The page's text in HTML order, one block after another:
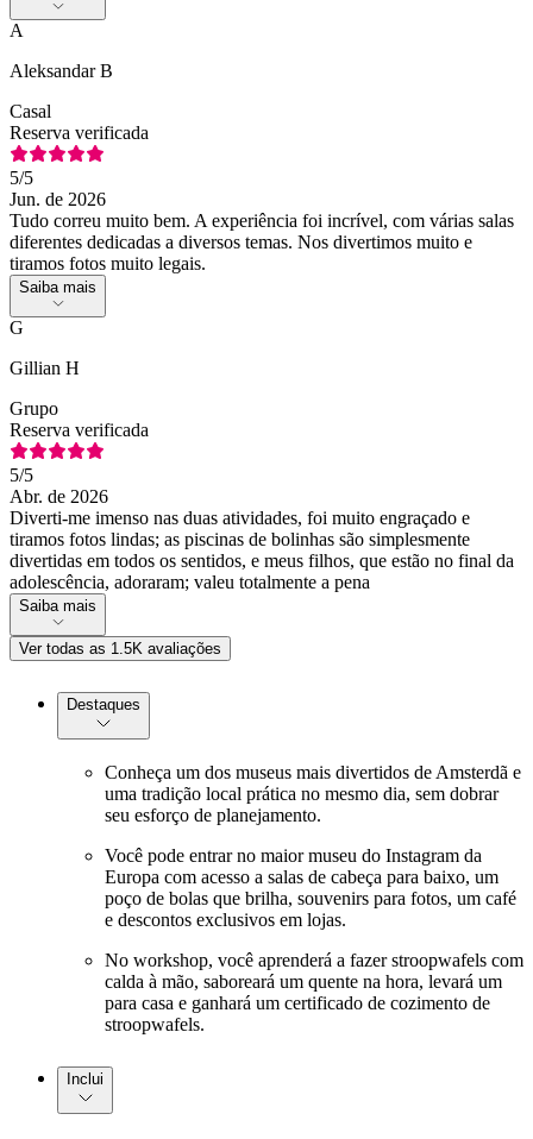
A
Aleksandar B
Casal
Reserva verificada
5/5
Jun. de 2026
Tudo correu muito bem. A experiência foi incrível, com várias salas
diferentes dedicadas a diversos temas. Nos divertimos muito e
tiramos fotos muito legais.
Saiba mais
G
Gillian H
Grupo
Reserva verificada
5/5
Abr. de 2026
Diverti-me imenso nas duas atividades, foi muito engraçado e
tiramos fotos lindas; as piscinas de bolinhas são simplesmente
divertidas em todos os sentidos, e meus filhos, que estão no final da
adolescência, adoraram; valeu totalmente a pena
Saiba mais
Ver todas as 1.5K avaliações
Destaques
Conheça um dos museus mais divertidos de Amsterdã e
uma tradição local prática no mesmo dia, sem dobrar
seu esforço de planejamento.
Você pode entrar no maior museu do Instagram da
Europa com acesso a salas de cabeça para baixo, um
poço de bolas que brilha, souvenirs para fotos, um café
e descontos exclusivos em lojas.
No workshop, você aprenderá a fazer stroopwafels com
calda à mão, saboreará um quente na hora, levará um
para casa e ganhará um certificado de cozimento de
stroopwafels.
Inclui